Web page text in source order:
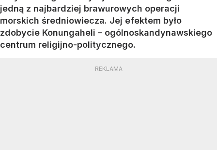
jedną z najbardziej brawurowych operacji
morskich średniowiecza. Jej efektem było
zdobycie Konungaheli – ogólnoskandynawskiego
centrum religijno-politycznego.